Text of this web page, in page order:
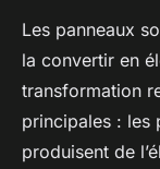
Les panneaux
la convertir en
transformation
principales : les
produisent de